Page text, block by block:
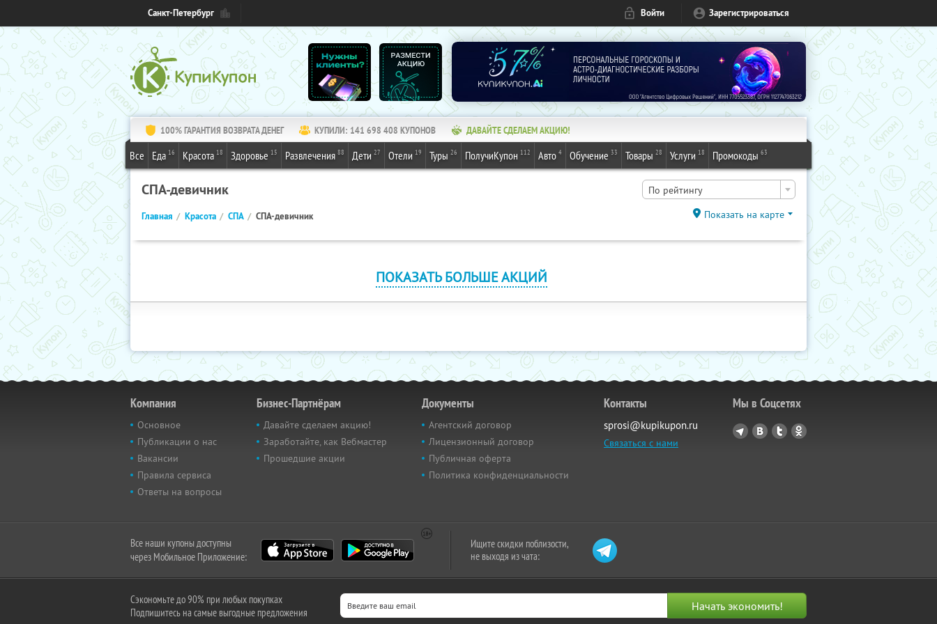
Санкт-Петербург Войти Зарегистрироваться
100% ГАРАНТИЯ ВОЗВРАТА ДЕНЕГ КУПИЛИ: 141 698 408 КУПОНОВ ДАВАЙТЕ СДЕЛАЕМ АКЦИЮ!
Все Еда 16 Красота 18 Здоровье 15 Развлечения 88 Дети 27 Отели 19 Туры 26 ПолучиКупон 112 Авто 4 Обучение 33 Товары 28 Услуги 18 Промокоды 63
СПА-девичник По рейтингу
Главная Красота СПА СПА-девичник Показать на карте
ПОКАЗАТЬ БОЛЬШЕ АКЦИЙ
Компания
Основное
Публикации о нас
Вакансии
Правила сервиса
Ответы на вопросы
Бизнес-Партнёрам
Давайте сделаем акцию!
Заработайте, как Вебмастер
Прошедшие акции
Документы
Агентский договор
Лицензионный договор
Публичная оферта
Политика конфиденциальности
Контакты
sprosi@kupikupon.ru
Связаться с нами
Мы в Соцсетях
Все наши купоны доступны
через Мобильное Приложение:
Ищите скидки поблизости,
не выходя из чата:
Сэкономьте до 90% при любых покупках
Подпишитесь на самые выгодные предложения